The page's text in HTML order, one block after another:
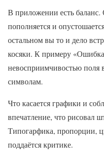
В приложении есть
пополняется и
остальном вы то и дело
косяки. К примеру «Ошибка
невосприимчивостью поля
символам.
Что касается графики и
впечатление, что рисовал
Типогарфика, пропорции,
поддаётся критике.